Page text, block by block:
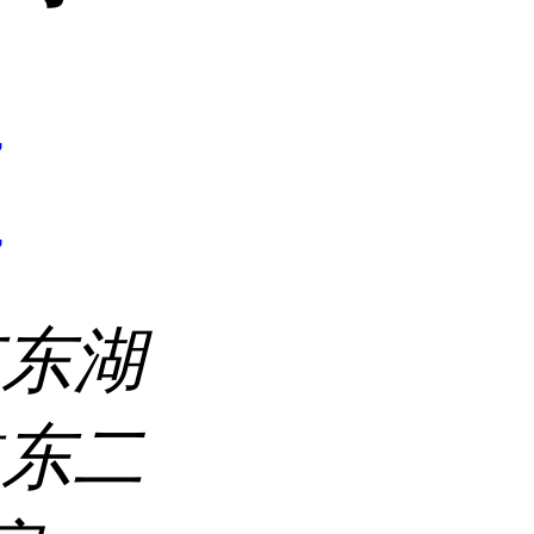
湖
二